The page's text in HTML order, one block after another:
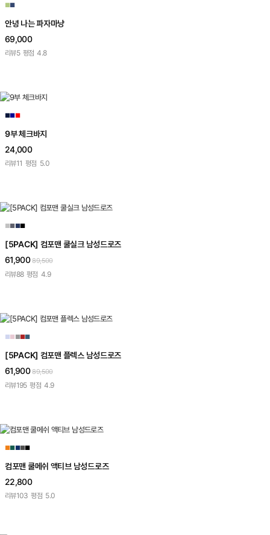
■■
안녕 나는 파자마냥
69,000
리뷰5 평점 4.8
■■■
9부 체크바지
24,000
리뷰11 평점 5.0
■■■■
[5PACK] 컴포맨 쿨실크 남성드로즈
61,900 89,500
리뷰88 평점 4.9
■■■■■
[5PACK] 컴포맨 플렉스 남성드로즈
61,900 89,500
리뷰195 평점 4.9
■■■■■
컴포맨 쿨메쉬 액티브 남성드로즈
22,800
리뷰103 평점 5.0